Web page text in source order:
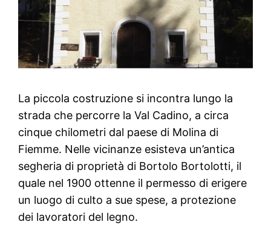
La piccola costruzione si incontra lungo la
strada che percorre la Val Cadino, a circa
cinque chilometri dal paese di Molina di
Fiemme. Nelle vicinanze esisteva un’antica
segheria di proprietà di Bortolo Bortolotti, il
quale nel 1900 ottenne il permesso di erigere
un luogo di culto a sue spese, a protezione
dei lavoratori del legno.